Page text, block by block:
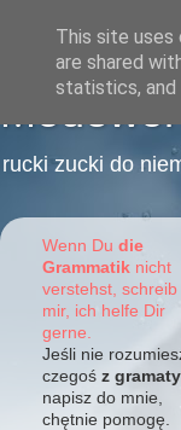
rucki zucki do
Wenn Du die
Grammatik nicht
verstehst, schreib
mir, ich helfe Dir
gerne.
Jeśli nie
czegoś z
napisz do mnie,
chętnie pomogę.
This site uses
are shared
statistics, and